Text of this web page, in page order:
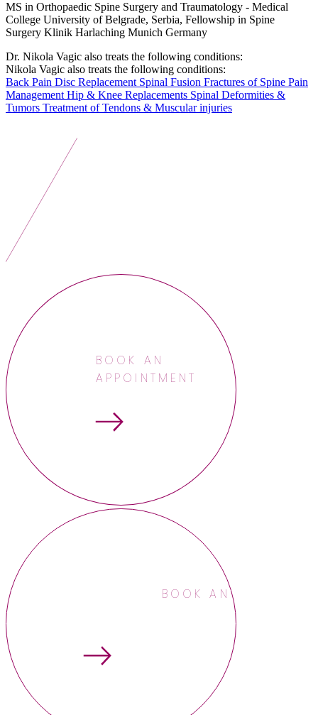
MS in Orthopaedic Spine Surgery and Traumatology - Medical
College University of Belgrade, Serbia, Fellowship in Spine
Surgery Klinik Harlaching Munich Germany
Dr. Nikola Vagic also treats the following conditions:
Nikola Vagic also treats the following conditions:
Back Pain Disc Replacement Spinal Fusion Fractures of Spine Pain
Management Hip & Knee Replacements Spinal Deformities &
Tumors Treatment of Tendons & Muscular injuries
BOOK AN
APPOINTMENT
BOOK AN